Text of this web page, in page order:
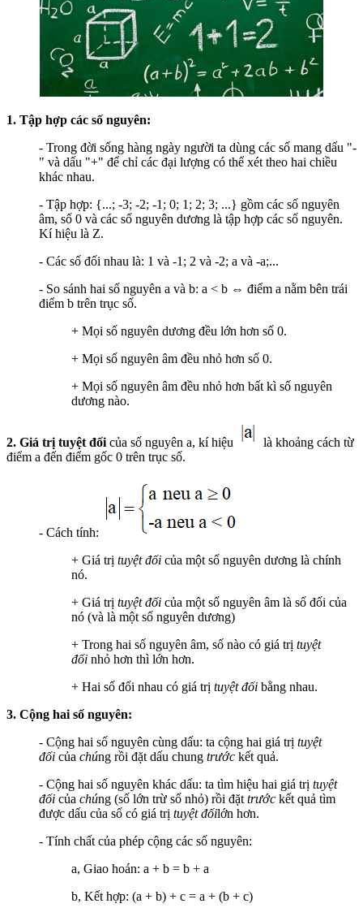
1. Tập hợp các số nguyên:
- Trong đời sống hàng ngày người ta dùng các số mang dấu "-
" và dấu "+" để chỉ các đại lượng có thể xét theo hai chiều
khác nhau.
- Tập hợp: {...; -3; -2; -1; 0; 1; 2; 3; ...} gồm các số nguyên
âm, số 0 và các số nguyên dương là tập hợp các số nguyên.
Kí hiệu là Z.
- Các số đối nhau là: 1 và -1; 2 và -2; a và -a;...
- So sánh hai số nguyên a và b: a < b ⇔ điểm a nằm bên trái
điểm b trên trục số.
+ Mọi số nguyên dương đều lớn hơn số 0.
+ Mọi số nguyên âm đều nhỏ hơn số 0.
+ Mọi số nguyên âm đều nhỏ hơn bất kì số nguyên
dương nào.
2. Giá trị tuyệt đối của số nguyên a, kí hiệu
là khoảng cách từ
điểm a đến điểm gốc 0 trên trục số.
- Cách tính:
+ Giá trị tuyệt đối của một số nguyên dương là chính
nó.
+ Giá trị tuyệt đối của một số nguyên âm là số đối của
nó (và là một số nguyên dương)
+ Trong hai số nguyên âm, số nào có giá trị tuyệt
đối nhỏ hơn thì lớn hơn.
+ Hai số đối nhau có giá trị tuyệt đối bằng nhau.
3. Cộng hai số nguyên:
- Cộng hai số nguyên cùng dấu: ta cộng hai giá trị tuyệt
đối của chúng rồi đặt dấu chung trước kết quả.
- Cộng hai số nguyên khác dấu: ta tìm hiệu hai giá trị tuyệt
đối của chúng (số lớn trừ số nhỏ) rồi đặt trước kết quả tìm
được dấu của số có giá trị tuyệt đốilớn hơn.
- Tính chất của phép cộng các số nguyên:
a, Giao hoán: a + b = b + a
b, Kết hợp: (a + b) + c = a + (b + c)